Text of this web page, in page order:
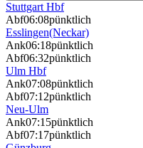
Stuttgart Hbf
Abf06:08pünktlich
Esslingen(Neckar)
Ank06:18pünktlich
Abf06:32pünktlich
Ulm Hbf
Ank07:08pünktlich
Abf07:12pünktlich
Neu-Ulm
Ank07:15pünktlich
Abf07:17pünktlich